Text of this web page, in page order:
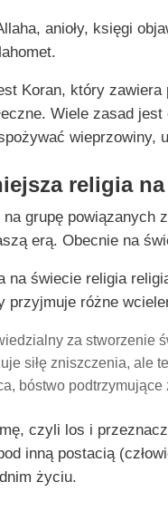
anioły, księgi
Koran, który
Wiele zasad
religia
grupę powiązanych
erą. Obecnie na
na świecie religia
przyjmuje różne
za stworzenie
siłę zniszczenia, ale
bóstwo podtrzymujące
czyli los i
inną postacią
życiu.